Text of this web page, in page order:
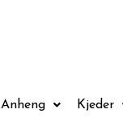
Anheng Kjeder